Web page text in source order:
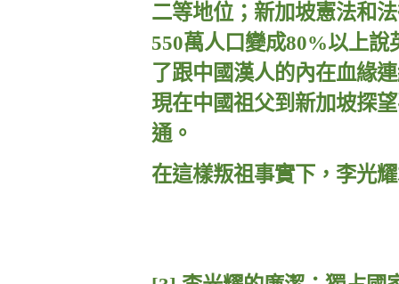
二等地位；新加坡憲法和
550萬人口變成80%以上說
了跟中國漢人的內在血緣
現在中國祖父到新加坡探
通。
在這樣叛祖事實下，李光